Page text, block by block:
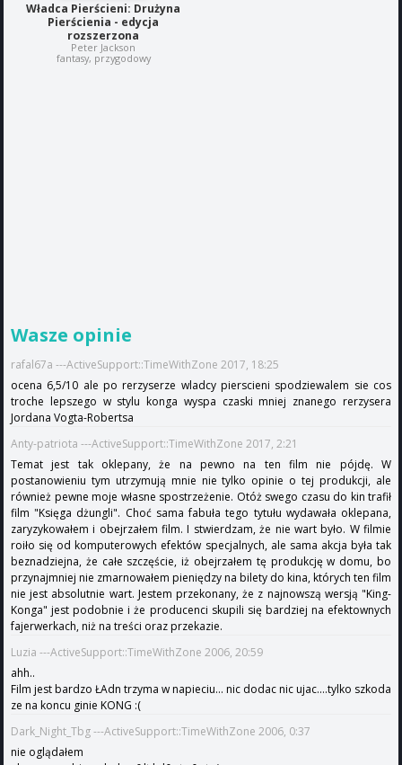
Władca Pierścieni: Drużyna
Pierścienia - edycja
rozszerzona
Peter Jackson
fantasy, przygodowy
Wasze opinie
rafal67a ---ActiveSupport::TimeWithZone 2017, 18:25
ocena 6,5/10 ale po rerzyserze wladcy pierscieni spodziewalem sie cos
troche lepszego w stylu konga wyspa czaski mniej znanego rerzysera
Jordana Vogta-Robertsa
Anty-patriota ---ActiveSupport::TimeWithZone 2017, 2:21
Temat jest tak oklepany, że na pewno na ten film nie pójdę. W
postanowieniu tym utrzymują mnie nie tylko opinie o tej produkcji, ale
również pewne moje własne spostrzeżenie. Otóż swego czasu do kin trafił
film "Księga dżungli". Choć sama fabuła tego tytułu wydawała oklepana,
zaryzykowałem i obejrzałem film. I stwierdzam, że nie wart było. W filmie
roiło się od komputerowych efektów specjalnych, ale sama akcja była tak
beznadziejna, że całe szczęście, iż obejrzałem tę produkcję w domu, bo
przynajmniej nie zmarnowałem pieniędzy na bilety do kina, których ten film
nie jest absolutnie wart. Jestem przekonany, że z najnowszą wersją "King-
Konga" jest podobnie i że producenci skupili się bardziej na efektownych
fajerwerkach, niż na treści oraz przekazie.
Luzia ---ActiveSupport::TimeWithZone 2006, 20:59
ahh..
Film jest bardzo ŁAdn trzyma w napieciu... nic dodac nic ujac....tylko szkoda
ze na koncu ginie KONG :(
Dark_Night_Tbg ---ActiveSupport::TimeWithZone 2006, 0:37
nie oglądałem